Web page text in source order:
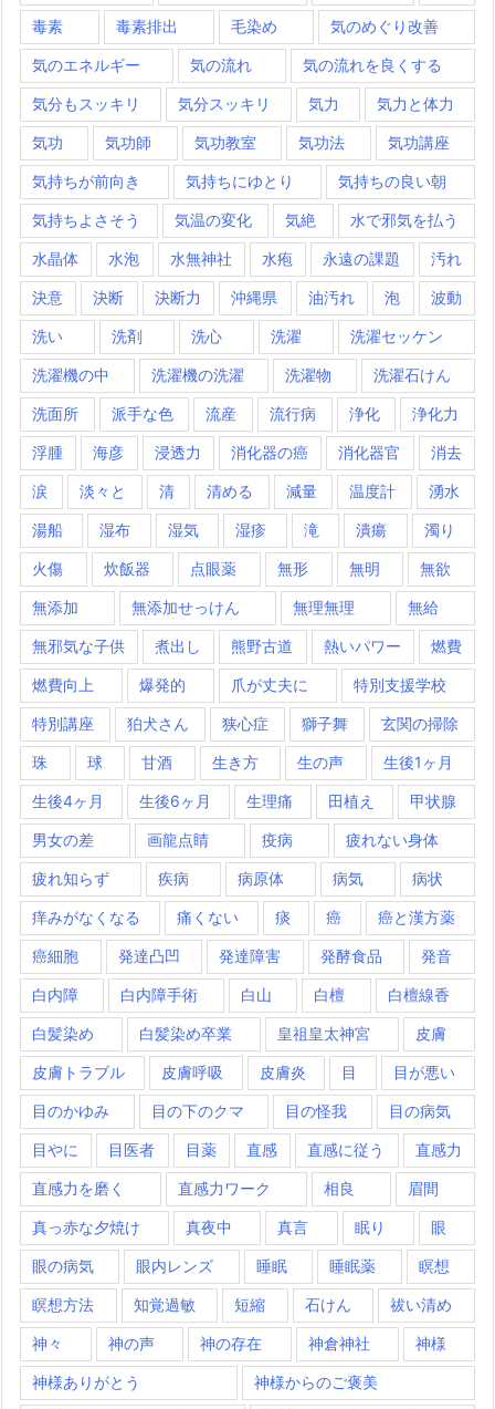
毒素 毒素排出 毛染め 気のめぐり改善
気のエネルギー 気の流れ 気の流れを良くする
気分もスッキリ 気分スッキリ 気力 気力と体力
気功 気功師 気功教室 気功法 気功講座
気持ちが前向き 気持ちにゆとり 気持ちの良い朝
気持ちよさそう 気温の変化 気絶 水で邪気を払う
水晶体 水泡 水無神社 水疱 永遠の課題 汚れ
決意 決断 決断力 沖縄県 油汚れ 泡 波動
洗い 洗剤 洗心 洗濯 洗濯セッケン
洗濯機の中 洗濯機の洗濯 洗濯物 洗濯石けん
洗面所 派手な色 流産 流行病 浄化 浄化力
浮腫 海彦 浸透力 消化器の癌 消化器官 消去
涙 淡々と 清 清める 減量 温度計 湧水
湯船 湿布 湿気 湿疹 滝 潰瘍 濁り
火傷 炊飯器 点眼薬 無形 無明 無欲
無添加 無添加せっけん 無理無理 無給
無邪気な子供 煮出し 熊野古道 熱いパワー 燃費
燃費向上 爆発的 爪が丈夫に 特別支援学校
特別講座 狛犬さん 狭心症 獅子舞 玄関の掃除
珠 球 甘酒 生き方 生の声 生後1ヶ月
生後4ヶ月 生後6ヶ月 生理痛 田植え 甲状腺
男女の差 画龍点睛 疫病 疲れない身体
疲れ知らず 疾病 病原体 病気 病状
痒みがなくなる 痛くない 痰 癌 癌と漢方薬
癌細胞 発達凸凹 発達障害 発酵食品 発音
白内障 白内障手術 白山 白檀 白檀線香
白髪染め 白髪染め卒業 皇祖皇太神宮 皮膚
皮膚トラブル 皮膚呼吸 皮膚炎 目 目が悪い
目のかゆみ 目の下のクマ 目の怪我 目の病気
目やに 目医者 目薬 直感 直感に従う 直感力
直感力を磨く 直感力ワーク 相良 眉間
真っ赤な夕焼け 真夜中 真言 眠り 眼
眼の病気 眼内レンズ 睡眠 睡眠薬 瞑想
瞑想方法 知覚過敏 短縮 石けん 祓い清め
神々 神の声 神の存在 神倉神社 神様
神様ありがとう 神様からのご褒美